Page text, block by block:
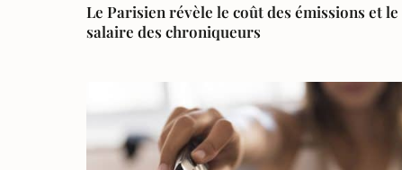
Le Parisien révèle le coût des émissions et le
salaire des chroniqueurs